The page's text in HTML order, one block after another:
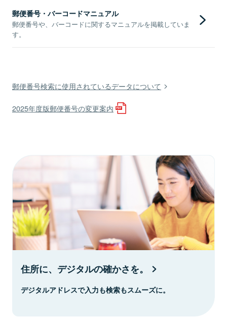
郵便番号・バーコードマニュアル
郵便番号や、バーコードに関するマニュアルを掲載していま
す。
郵便番号検索に使用されているデータについて
2025年度版郵便番号の変更案内
住所に、デジタルの確かさを。
デジタルアドレスで入力も検索もスムーズに。